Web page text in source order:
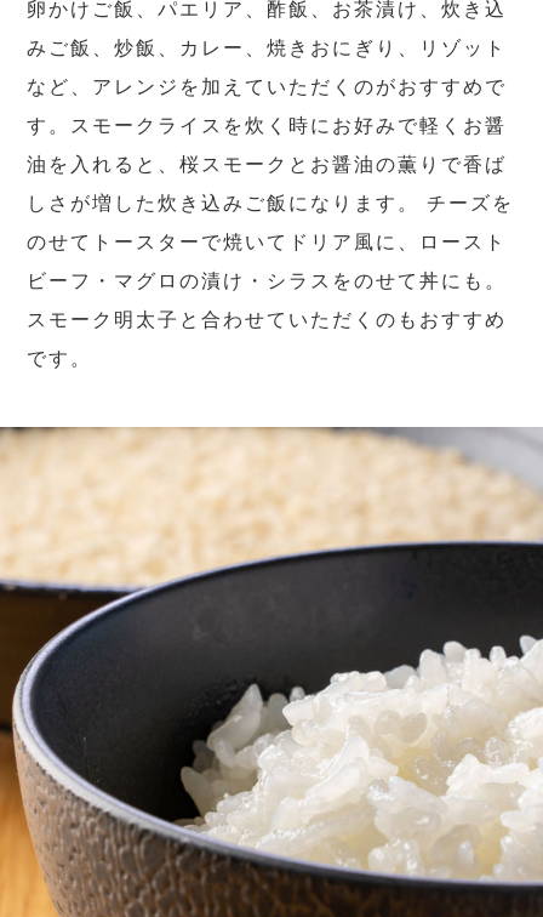
卵かけご飯、パエリア、酢飯、お茶漬け、炊き込
みご飯、炒飯、カレー、焼きおにぎり、リゾット
など、アレンジを加えていただくのがおすすめで
す。スモークライスを炊く時にお好みで軽くお醤
油を入れると、桜スモークとお醤油の薫りで香ば
しさが増した炊き込みご飯になります。 チーズを
のせてトースターで焼いてドリア風に、ロースト
ビーフ・マグロの漬け・シラスをのせて丼にも。
スモーク明太子と合わせていただくのもおすすめ
です。